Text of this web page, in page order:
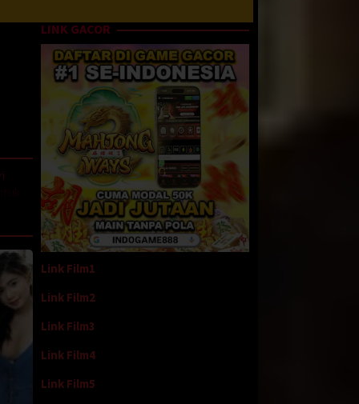
Bella
LINK GACOR
Link Film1
Link Film2
Link Film3
Link Film4
Link Film5